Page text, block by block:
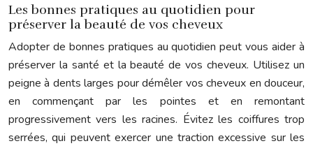
Les bonnes pratiques au quotidien pour
préserver la beauté de vos cheveux
Adopter de bonnes pratiques au quotidien peut vous aider à
préserver la santé et la beauté de vos cheveux. Utilisez un
peigne à dents larges pour démêler vos cheveux en douceur,
en commençant par les pointes et en remontant
progressivement vers les racines. Évitez les coiffures trop
serrées, qui peuvent exercer une traction excessive sur les